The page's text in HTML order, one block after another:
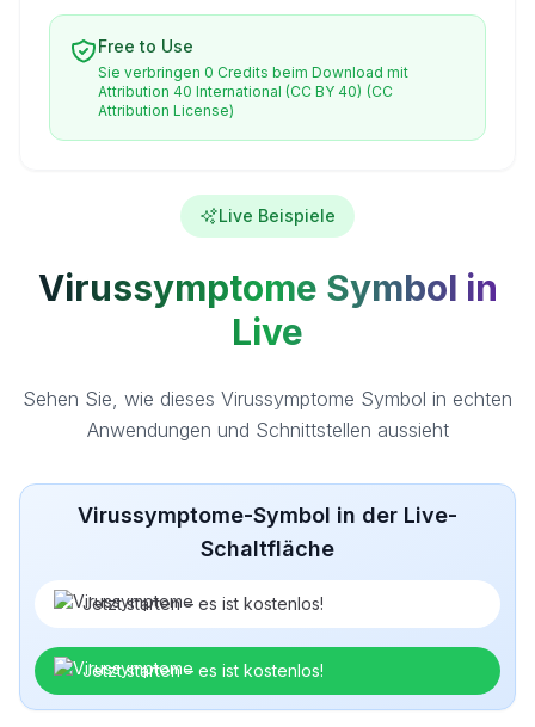
Free to Use
Sie verbringen 0 Credits beim Download mit
Attribution 40 International (CC BY 40) (CC
Attribution License)
Live Beispiele
Virussymptome Symbol in
Live
Sehen Sie, wie dieses Virussymptome Symbol in echten
Anwendungen und Schnittstellen aussieht
Virussymptome-Symbol in der Live-
Schaltfläche
Jetzt starten – es ist kostenlos!
Jetzt starten – es ist kostenlos!